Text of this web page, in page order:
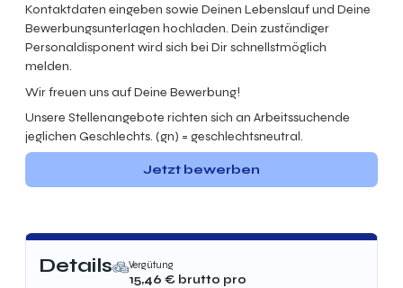
Kontaktdaten eingeben sowie Deinen Lebenslauf und Deine
Bewerbungsunterlagen hochladen. Dein zuständiger
Personaldisponent wird sich bei Dir schnellstmöglich
melden.
Wir freuen uns auf Deine Bewerbung!
Unsere Stellenangebote richten sich an Arbeitssuchende
jeglichen Geschlechts. (gn) = geschlechtsneutral.
Jetzt bewerben
Details Vergütung
15,46 € brutto pro